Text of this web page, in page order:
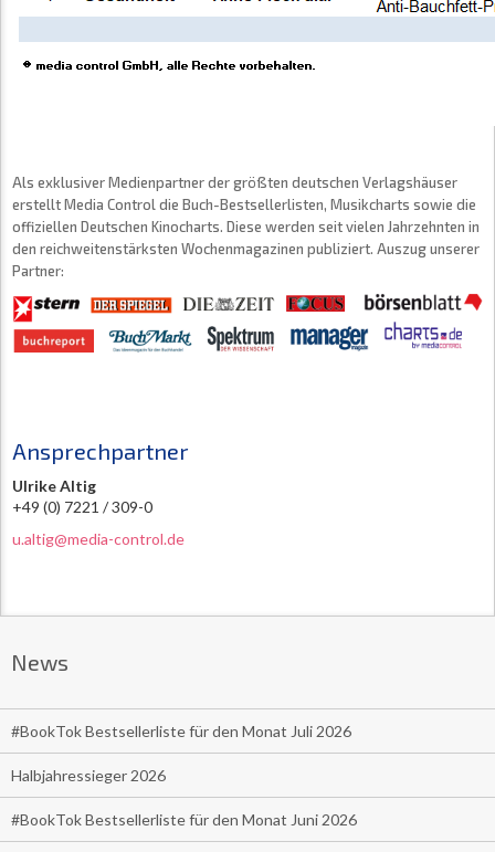
Als exklusiver Medienpartner der größten deutschen Verlagshäuser
erstellt Media Control die Buch-Bestsellerlisten, Musikcharts sowie die
offiziellen Deutschen Kinocharts. Diese werden seit vielen Jahrzehnten in
den reichweitenstärksten Wochenmagazinen publiziert. Auszug unserer
Partner:
Ansprechpartner
Ulrike Altig
+49 (0) 7221 / 309-0
u.altig@media-control.de
News
#BookTok Bestsellerliste für den Monat Juli 2026
Halbjahressieger 2026
#BookTok Bestsellerliste für den Monat Juni 2026